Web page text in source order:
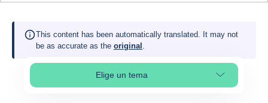
This content has been automatically translated. It may not
be as accurate as the original .
Elige un temaSelect page section